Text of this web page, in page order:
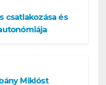
csatlakozása és
Miklóst